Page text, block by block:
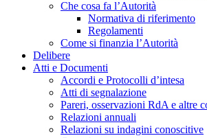
Che cosa fa l’Autorità
Normativa di riferimento
Regolamenti
Come si finanzia l’Autorità
Delibere
Atti e Documenti
Accordi e Protocolli d’intesa
Atti di segnalazione
Pareri, osservazioni RdA e altre
Relazioni annuali
Relazioni su indagini conoscitive